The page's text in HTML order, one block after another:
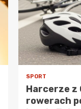
SPORT
Harcerze z
rowerach